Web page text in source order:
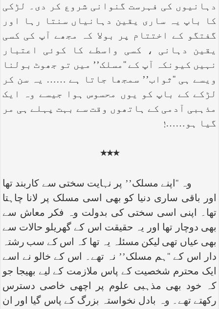
دہانیوں کی فہرست گنوانی شروع کر دی۔ لڑکی
کا باپ یہ ساری یقین دہانیاں سنتا رہا اور
گفتگو کے اختتام پر بولا کہ مجھے آپ کی کسی
یقین دہانی ، کسی واسطے کا کوئی اعتبار
نہیں کیونکہ آپ کے ‘‘مسلک’’ میں تو جھوٹ بولنا
ویسے ہی ‘‘ثواب’’ سمجھا جاتا ہے …… یہ سن کر
لڑکے کے باپ کو یوں محسوس ہوا جیسے وہ ایک
مذہبی آدمی کے ہاتھوں وقت سے بہت پہلے ہی مر
گیا ہو……!
٭٭٭
وہ ‘‘اپنے مسلک’’ پر نہایت سختی سے کاربند تھا
اور باقی ساری دنیا کو بھی اسی مسلک پر لانا چاہتا
تھا۔ اپنی اسی سختی کی بدولت وہ فکر معاش سے
بھی دوچار تھا اور یہ حقیقت اس کے گھریلو حالات سے
بھی عیاں تھی لیکن مسئلہ یہ تھا کہ اس کے سب رشتہ
دار اس کے ‘‘ہم مسلک’’ نہ تھے۔ اس کے خالو نے اسے
ایک محترم شخصیت کے پاس ملازمت کے لیے بھیجا جو
کہ خود بھی مذہبی علوم پر اچھی خاصی دسترس
رکھتے تھے۔ وہ بادل نخواستہ بزرگ کے پاس گیا اور ان